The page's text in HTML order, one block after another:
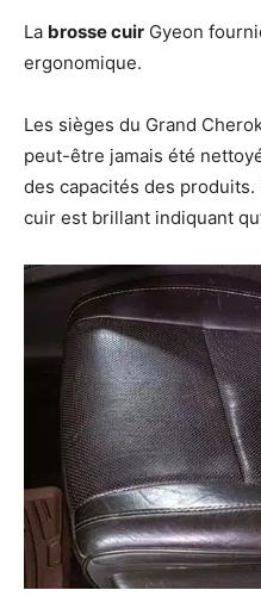
La brosse cuir Gyeon
ergonomique.
Les sièges du Grand
peut-être jamais été
des capacités des produits.
cuir est brillant indiquant